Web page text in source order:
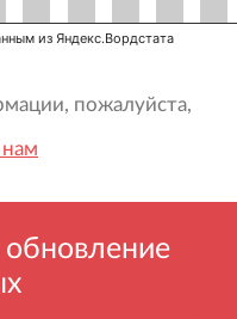
из Яндекс.Вордстата
пожалуйста,